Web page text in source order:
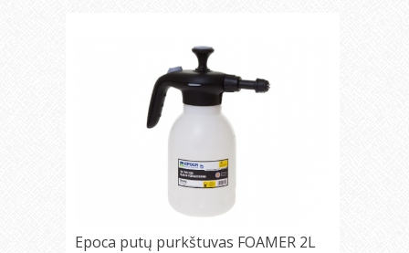
Epoca putų purkštuvas FOAMER 2L